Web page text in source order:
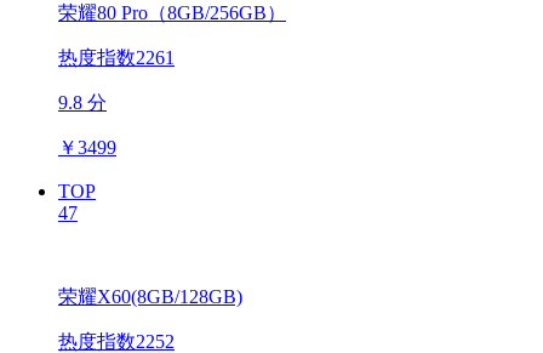
荣耀80 Pro（8GB/256GB）
热度指数2261
9.8 分
￥3499
TOP
47
荣耀X60(8GB/128GB)
热度指数2252